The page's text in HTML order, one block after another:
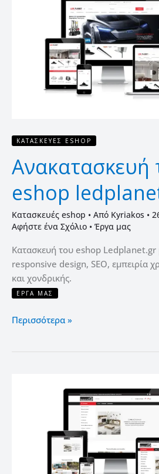
ΚΑΤΑΣΚΕΥΈΣ ESHOP
Ανακατασκευή
eshop
Κατασκευές eshop • Από Kyriakos •
Αφήστε ένα Σχόλιο • Έργα μας
Κατασκευή του eshop Ledplanet.gr
responsive design, SEO, εμπειρία
και χονδρικής.
ΈΡΓΑ ΜΑΣ
Περισσότερα »